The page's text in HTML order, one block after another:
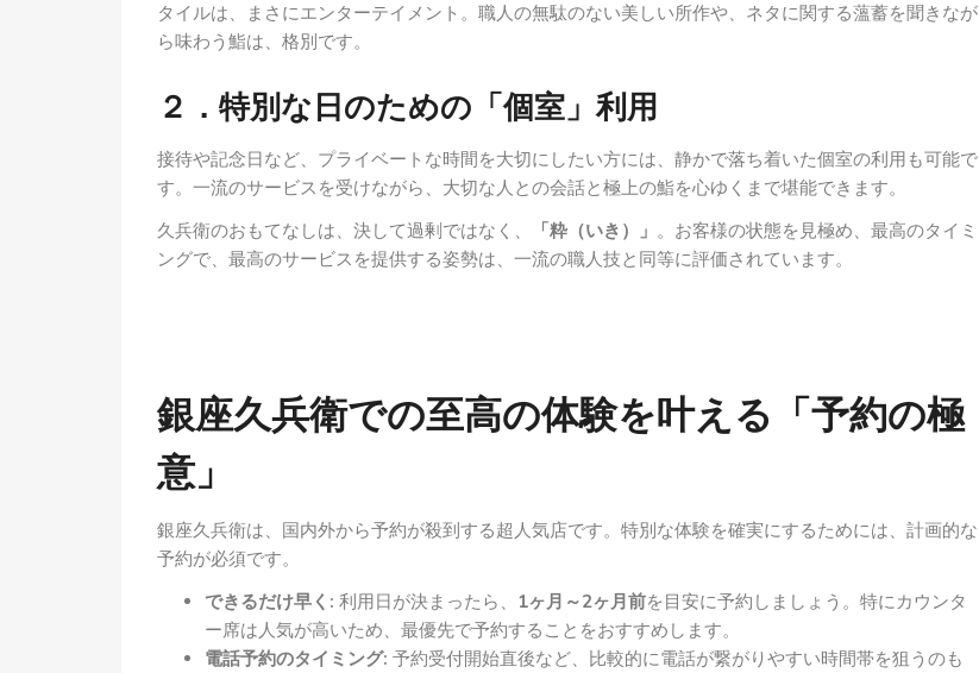
タイルは、まさにエンターテイメント。職人の無駄のない美しい所作や、ネタに関する薀蓄を聞きなが
ら味わう鮨は、格別です。
２．特別な日のための「個室」利用
接待や記念日など、プライベートな時間を大切にしたい方には、静かで落ち着いた個室の利用も可能で
す。一流のサービスを受けながら、大切な人との会話と極上の鮨を心ゆくまで堪能できます。
久兵衛のおもてなしは、決して過剰ではなく、
「粋（いき）」 。お客様の状態を見極め、最高のタイミ
ングで、最高のサービスを提供する姿勢は、一流の職人技と同等に評価されています。
銀座久兵衛での至高の体験を叶える「予約の極
意」
銀座久兵衛は、国内外から予約が殺到する超人気店です。特別な体験を確実にするためには、計画的な
予約が必須です。
できるだけ早く: 利用日が決まったら、 1ヶ月～2ヶ月前を目安に予約しましょう。特にカウンタ
ー席は人気が高いため、最優先で予約することをおすすめします。
電話予約のタイミング: 予約受付開始直後など、比較的に電話が繋がりやすい時間帯を狙うのも